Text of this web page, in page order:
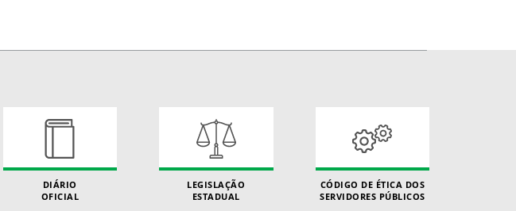
DIÁRIO
OFICIAL
LEGISLAÇÃO
ESTADUAL
CÓDIGO DE ÉTICA DOS
SERVIDORES PÚBLICOS